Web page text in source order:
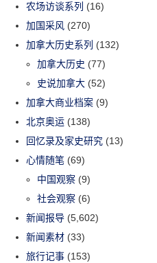
农场访谈系列 (16)
加国采风 (270)
加拿大历史系列 (132)
加拿大历史 (77)
史说加拿大 (52)
加拿大商业档案 (9)
北京奥运 (138)
回忆录及家史研究 (13)
心情随笔 (69)
中国观察 (9)
社会观察 (6)
新闻报导 (5,602)
新闻素材 (33)
旅行记事 (153)